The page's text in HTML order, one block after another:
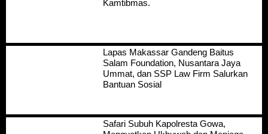
Kamtibmas.
Lapas Makassar Gandeng Baitus
Salam Foundation, Nusantara Jaya
Ummat, dan SSP Law Firm Salurkan
Bantuan Sosial
Safari Subuh Kapolresta Gowa,